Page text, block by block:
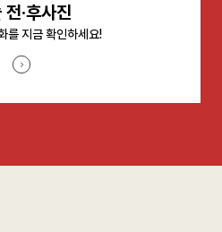
전·후사진
를 지금 확인하세요!